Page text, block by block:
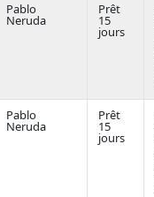
Pablo
Neruda
Prêt
15
jours
Pablo
Neruda
Prêt
15
jours